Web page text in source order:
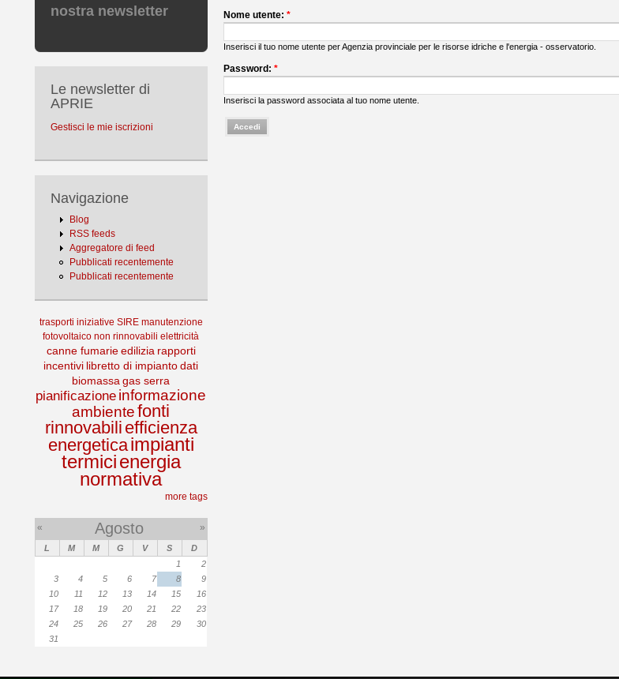
nostra newsletter
Le newsletter di
APRIE
Gestisci le mie iscrizioni
Navigazione
Blog
RSS feeds
Aggregatore di feed
Pubblicati recentemente
Pubblicati recentemente
trasporti iniziative SIRE manutenzione
fotovoltaico non rinnovabili elettricità
canne fumarie edilizia rapporti
incentivi libretto di impianto dati
biomassa gas serra
pianificazione informazione
ambiente fonti
rinnovabili efficienza
energeticaimpianti
termicienergia
normativa
more tags
« Agosto »
L M M G V S
D
1
2
3
4 5 6 7 8
9
10
11 12 13 14 15
16
17
18 19 20 21 22
23
24
25 26 27 28 29
30
31
Nome utente: *
Inserisci il tuo nome utente per Agenzia provinciale per le risorse idriche e l'energia - osservatorio.
Password: *
Inserisci la password associata al tuo nome utente.